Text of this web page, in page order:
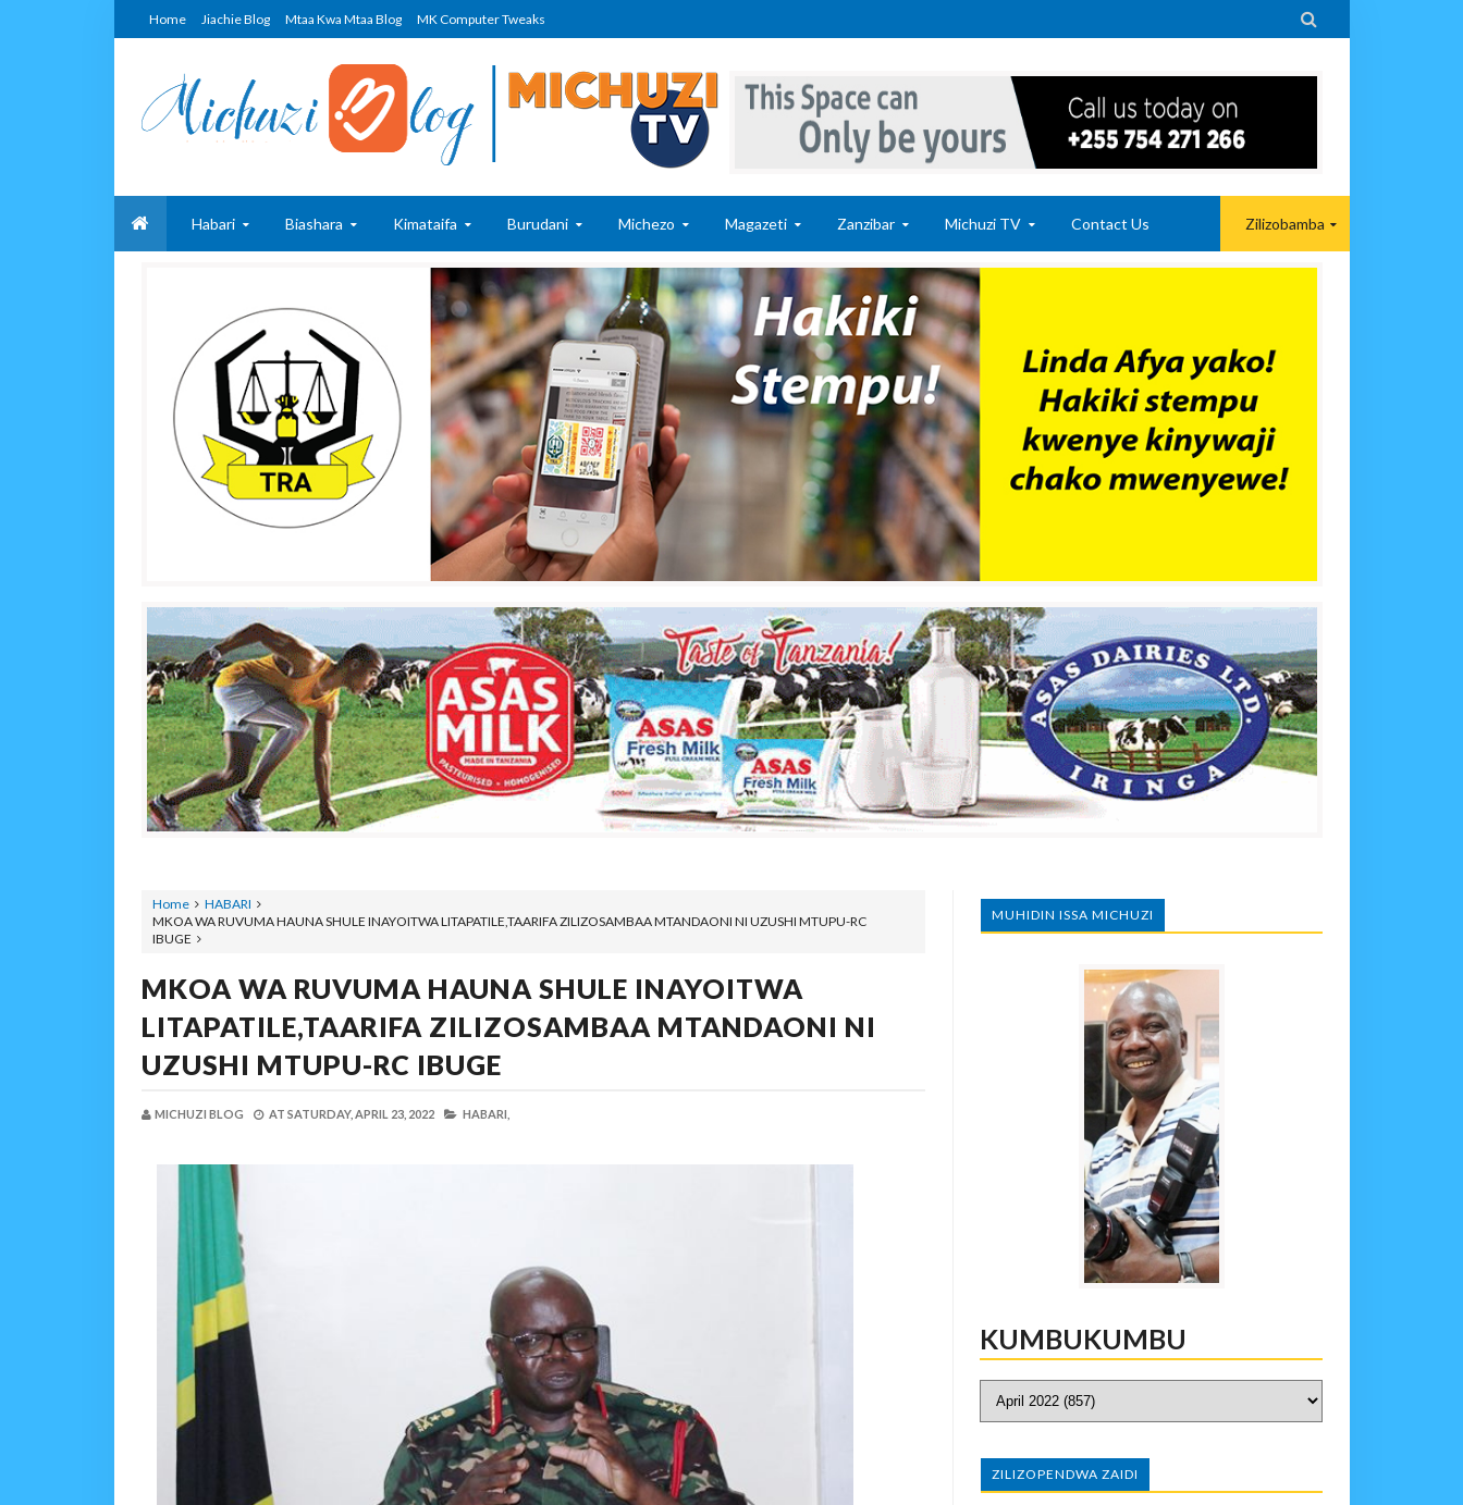
Home Jiachie Blog Mtaa Kwa Mtaa Blog MK Computer Tweaks 
Habari Biashara Kimataifa Burudani Michezo Magazeti Zanzibar Michuzi TV Contact Us Zilizobamba
Home
HABARI
MKOA WA RUVUMA HAUNA SHULE INAYOITWA LITAPATILE,TAARIFA ZILIZOSAMBAA MTANDAONI NI UZUSHI MTUPU-RC
IBUGE
MKOA WA RUVUMA HAUNA SHULE INAYOITWA
LITAPATILE,TAARIFA ZILIZOSAMBAA MTANDAONI NI
UZUSHI MTUPU-RC IBUGE
MICHUZI BLOG AT SATURDAY, APRIL 23, 2022 HABARI,
MUHIDIN ISSA MICHUZI
KUMBUKUMBU
ZILIZOPENDWA ZAIDI